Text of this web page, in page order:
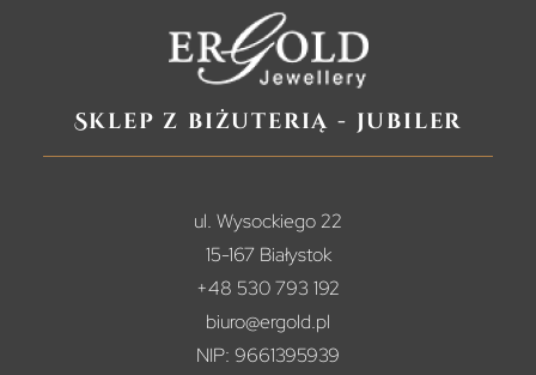
Sklep z biżuterią - jubiler
ul. Wysockiego 22
15-167 Białystok
+48 530 793 192
biuro@ergold.pl
NIP: 9661395939